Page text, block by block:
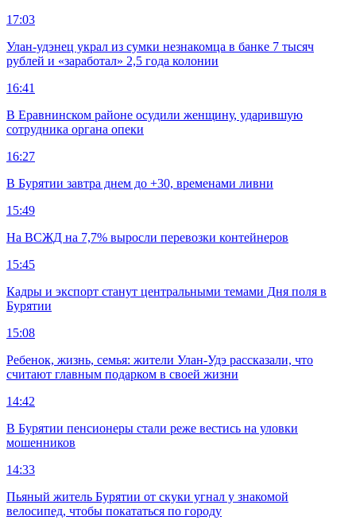
17:03
Улан-удэнец украл из сумки незнакомца в банке 7 тысяч
рублей и «заработал» 2,5 года колонии
16:41
В Еравнинском районе осудили женщину, ударившую
сотрудника органа опеки
16:27
В Бурятии завтра днем до +30, временами ливни
15:49
На ВСЖД на 7,7% выросли перевозки контейнеров
15:45
Кадры и экспорт станут центральными темами Дня поля в
Бурятии
15:08
Ребенок, жизнь, семья: жители Улан-Удэ рассказали, что
считают главным подарком в своей жизни
14:42
В Бурятии пенсионеры стали реже вестись на уловки
мошенников
14:33
Пьяный житель Бурятии от скуки угнал у знакомой
велосипед, чтобы покататься по городу